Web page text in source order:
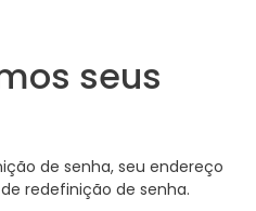
seus
de senha, seu endereço
redefinição de senha.